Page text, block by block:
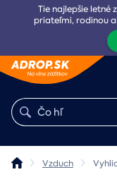
Tie najlepšie letné
priateľmi, rodinou
Vzduch